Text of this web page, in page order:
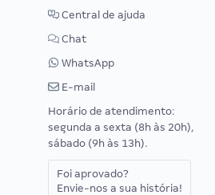
Central de ajuda
Chat
WhatsApp
E-mail
Horário de atendimento:
segunda a sexta (8h às 20h),
sábado (9h às 13h).
Foi aprovado?
Envie-nos a sua história!